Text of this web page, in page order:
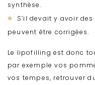
synthèse.
S’il devait y avoir
peuvent être corrigées.
Le lipofilling est donc
par exemple vos
vos tempes, retrouver